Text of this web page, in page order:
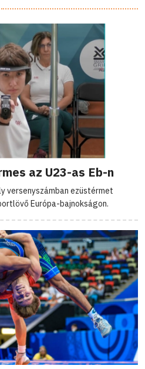
az U23-as Eb-n
versenyszámban ezüstérmet
Európa-bajnokságon.